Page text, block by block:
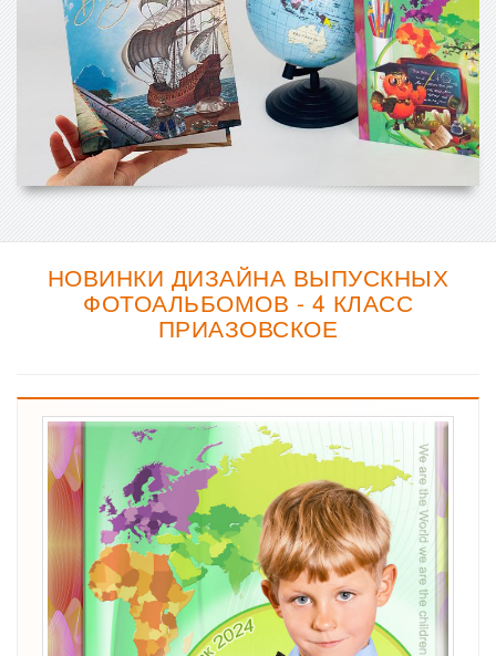
НОВИНКИ ДИЗАЙНА ВЫПУСКНЫХ
ФОТОАЛЬБОМОВ - 4 КЛАСС
ПРИАЗОВСКОЕ